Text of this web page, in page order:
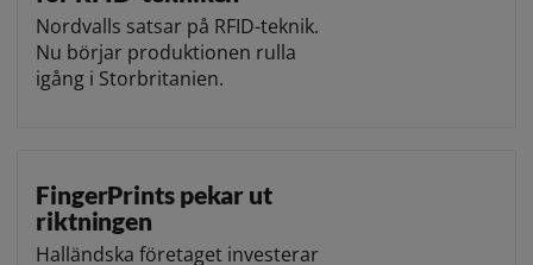
Nordvalls satsar på RFID-teknik.
Nu börjar produktionen rulla
igång i Storbritanien.
FingerPrints pekar ut
riktningen
Halländska företaget investerar